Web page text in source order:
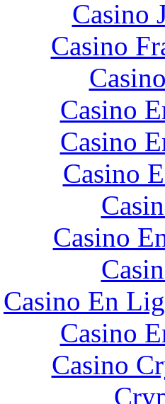
Casino
Casino
Casino
Casino
Casino
Casino
Casino En
Casino
Casino